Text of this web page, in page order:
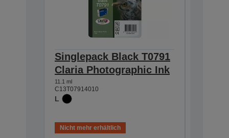
Singlepack Black T0791
Claria Photographic Ink
11.1 ml
C13T07914010
L
Nicht mehr erhältlich